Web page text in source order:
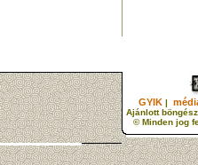
GYIK |
Ajánlott
© Minden jog